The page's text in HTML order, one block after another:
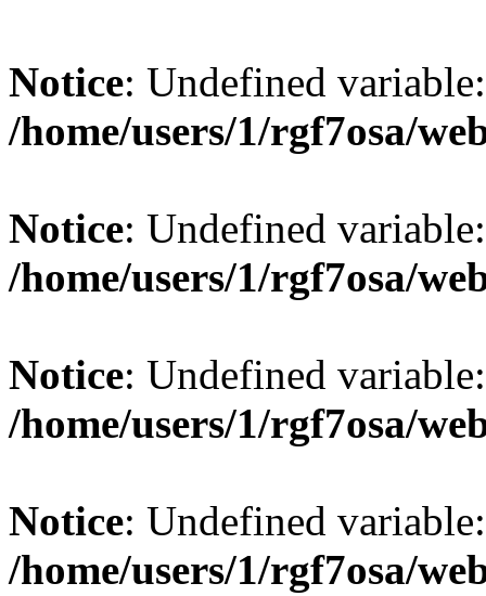
Notice: Undefined
/home/users/1/rgf7osa/
Notice: Undefined
/home/users/1/rgf7osa/
Notice: Undefined
/home/users/1/rgf7osa/
Notice: Undefined
/home/users/1/rgf7osa/